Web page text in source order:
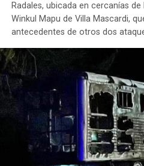
Radales, ubicada en cercanías
Winkul Mapu de Villa Mascardi,
antecedentes de otros dos